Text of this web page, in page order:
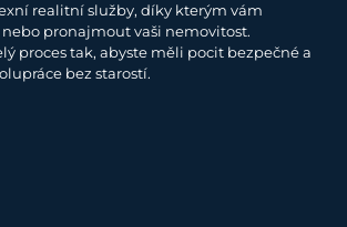
realitní služby, díky kterým vám
pronajmout vaši nemovitost.
proces tak, abyste měli pocit bezpečné a
bez starostí.